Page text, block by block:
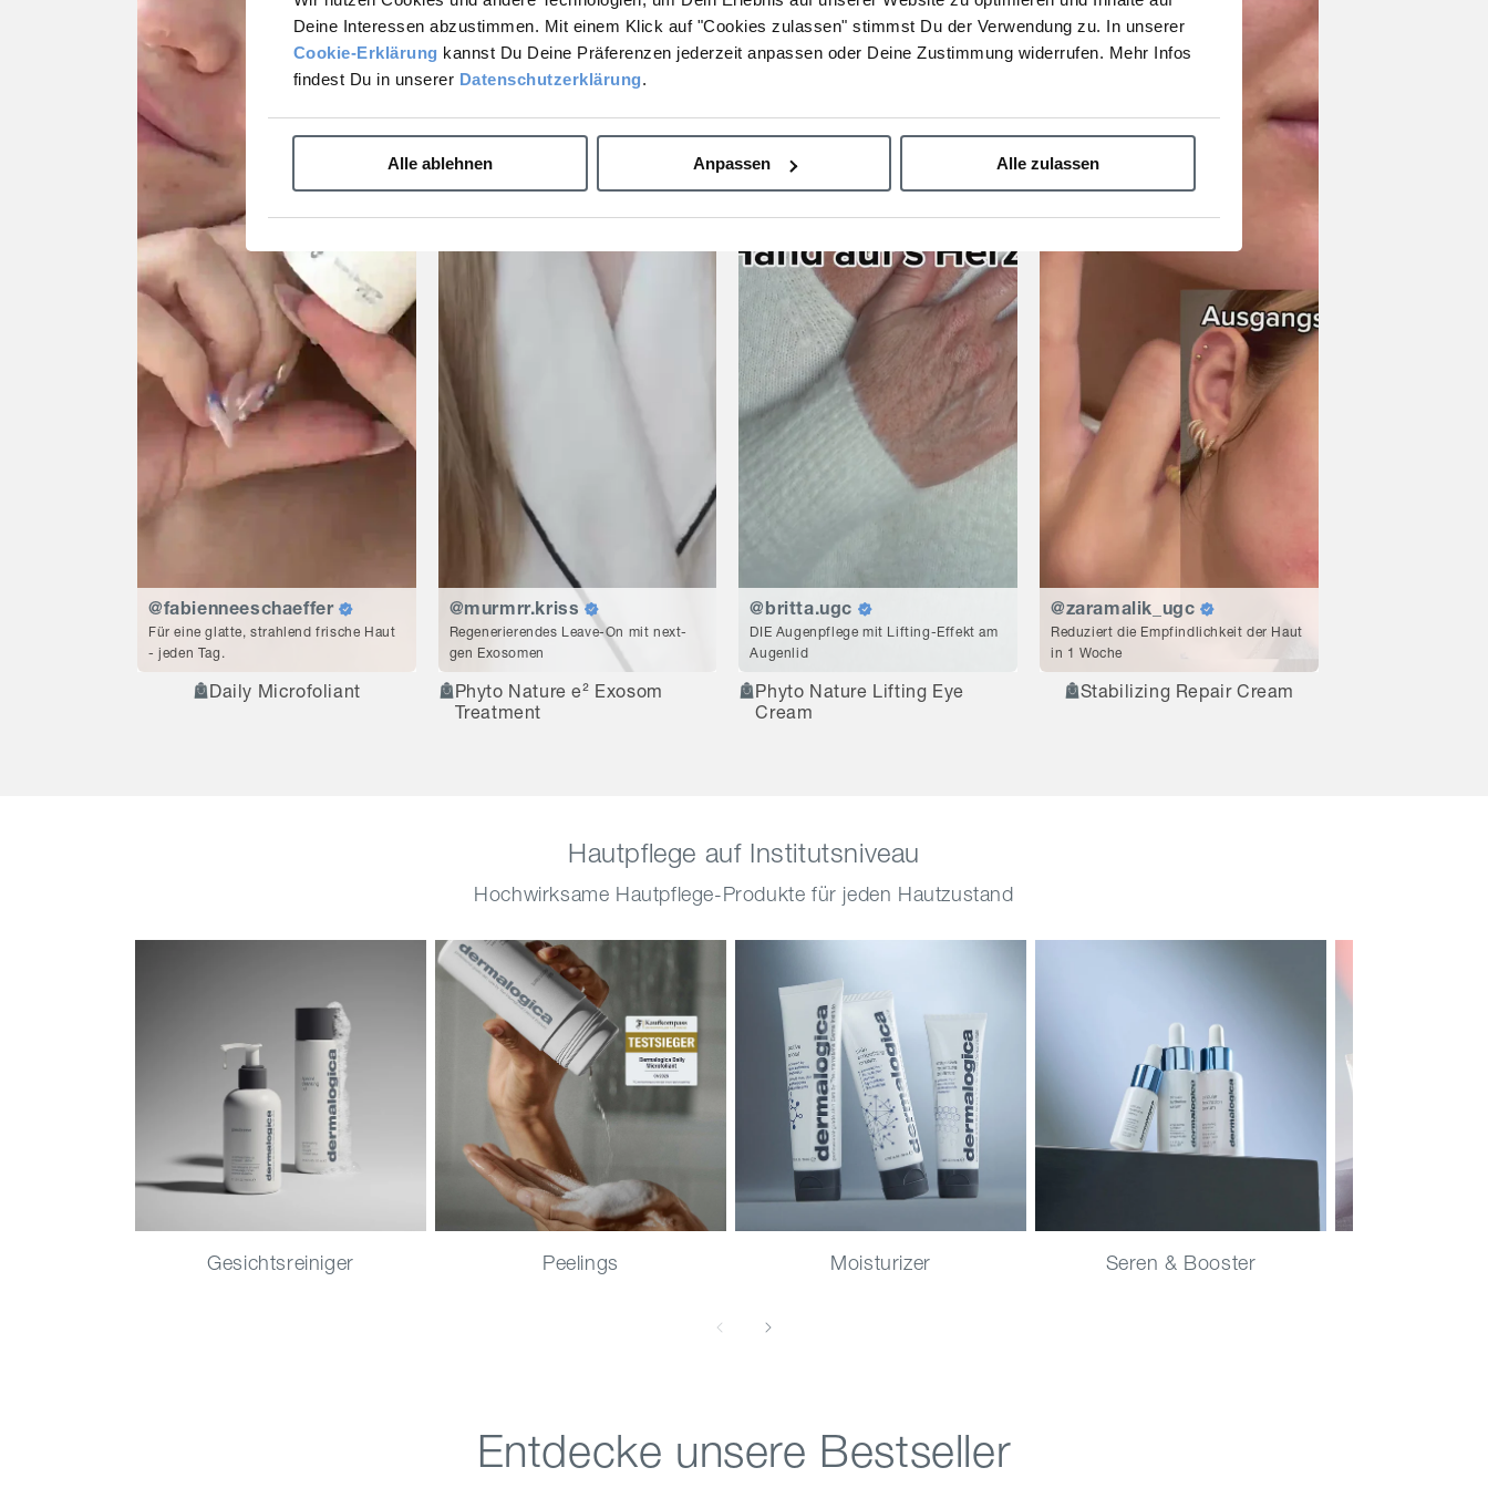
Deine Interessen abzustimmen. Mit einem Klick auf "Cookies zulassen" stimmst Du der Verwendung zu. In unserer
Cookie-Erklärung kannst Du Deine Präferenzen jederzeit anpassen oder Deine Zustimmung widerrufen. Mehr Infos
findest Du in unserer Datenschutzerklärung.
Alle ablehnen Anpassen Alle zulassen
@fabienneeschaeffer
Für eine glatte, strahlend frische Haut
- jeden Tag.
Daily Microfoliant
@murmrr.kriss
Regenerierendes Leave-On mit next-
gen Exosomen
Phyto Nature e² Exosom
Treatment
@britta.ugc
DIE Augenpflege mit Lifting-Effekt am
Augenlid
Phyto Nature Lifting Eye
Cream
@zaramalik_ugc
Reduziert die Empfindlichkeit der Haut
in 1 Woche
Stabilizing Repair Cream
Hautpflege auf Institutsniveau
Hochwirksame Hautpflege-Produkte für jeden Hautzustand
Gesichtsreiniger Peelings Moisturizer Seren & Booster
Entdecke unsere Bestseller
Bestellung?
Ja, gerne!
Nein, Danke.